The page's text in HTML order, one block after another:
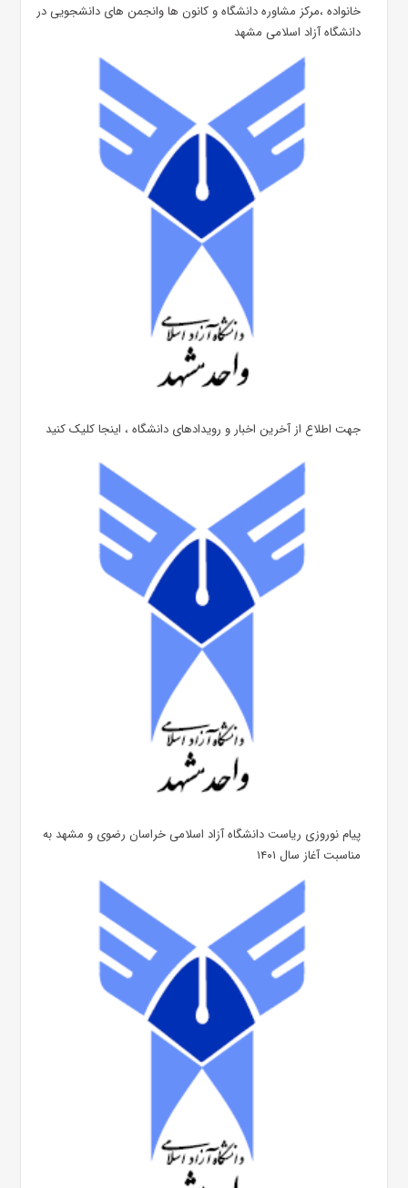
خانواده ،مرکز مشاوره دانشگاه و کانون ها وانجمن های دانشجویی در
دانشگاه آزاد اسلامی مشهد
جهت اطلاع از آخرین اخبار و رویدادهای دانشگاه ، اینجا کلیک کنید
پیام نوروزی ریاست دانشگاه آزاد اسلامی خراسان رضوی و مشهد به
مناسبت آغاز سال ۱۴۰۱